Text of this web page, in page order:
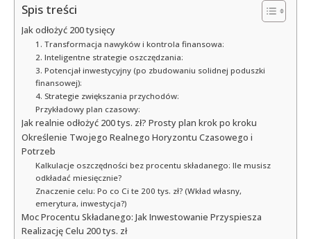
Spis treści
Jak odłożyć 200 tysięcy
1. Transformacja nawyków i kontrola finansowa:
2. Inteligentne strategie oszczędzania:
3. Potencjał inwestycyjny (po zbudowaniu solidnej poduszki
finansowej):
4. Strategie zwiększania przychodów:
Przykładowy plan czasowy:
Jak realnie odłożyć 200 tys. zł? Prosty plan krok po kroku
Określenie Twojego Realnego Horyzontu Czasowego i
Potrzeb
Kalkulacje oszczędności bez procentu składanego: Ile musisz
odkładać miesięcznie?
Znaczenie celu: Po co Ci te 200 tys. zł? (Wkład własny,
emerytura, inwestycja?)
Moc Procentu Składanego: Jak Inwestowanie Przyspiesza
Realizację Celu 200 tys. zł